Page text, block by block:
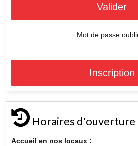
Valider
Mot de passe
Inscription
Horaires d'ouverture
Accueil en nos locaux :